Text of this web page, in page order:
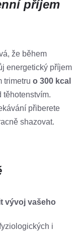
příjem
že během
energetický příjem
trimetru o 300 kcal
těhotenstvím.
přiberete
shazovat.
vývoj vašeho
i